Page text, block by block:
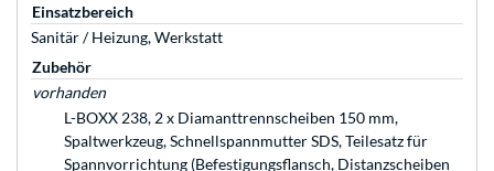
Einsatzbereich
Sanitär / Heizung, Werkstatt
Zubehör
vorhanden
L-BOXX 238, 2 x Diamanttrennscheiben 150 mm,
Spaltwerkzeug, Schnellspannmutter SDS, Teilesatz für
Spannvorrichtung (Befestigungsflansch, Distanzscheiben